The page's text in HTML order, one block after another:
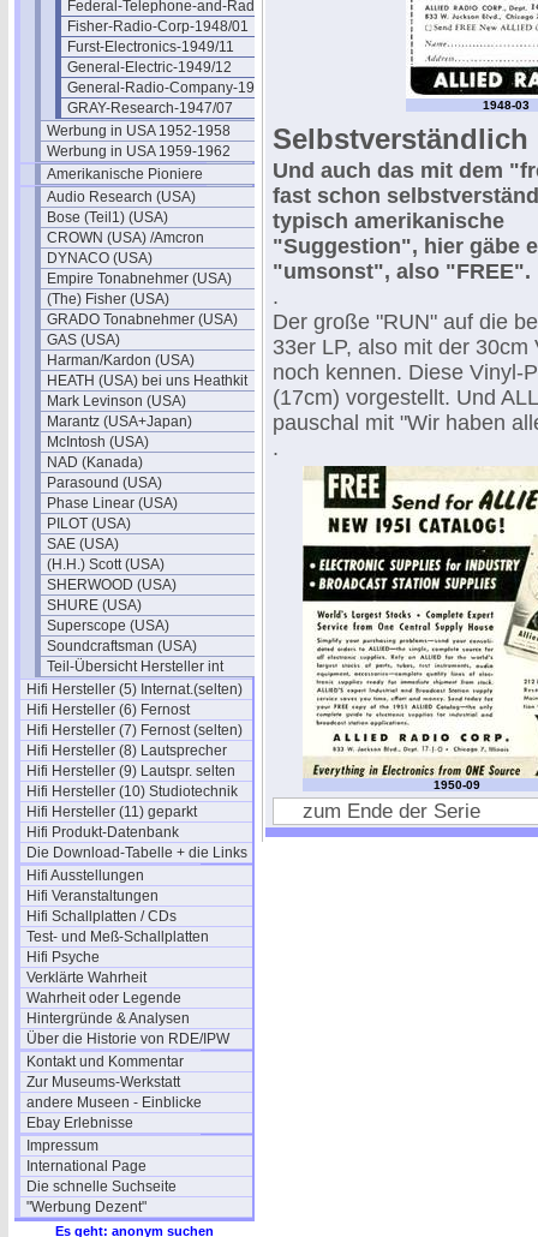
Federal-Telephone-and-Radio-1947/05
Fisher-Radio-Corp-1948/01
Furst-Electronics-1949/11
General-Electric-1949/12
General-Radio-Company-1948/02
GRAY-Research-1947/07
Werbung in USA 1952-1958
Werbung in USA 1959-1962
Amerikanische Pioniere
Audio Research (USA)
Bose (Teil1) (USA)
CROWN (USA) /Amcron
DYNACO (USA)
Empire Tonabnehmer (USA)
(The) Fisher (USA)
GRADO Tonabnehmer (USA)
GAS (USA)
Harman/Kardon (USA)
HEATH (USA) bei uns Heathkit
Mark Levinson (USA)
Marantz (USA+Japan)
McIntosh (USA)
NAD (Kanada)
Parasound (USA)
Phase Linear (USA)
PILOT (USA)
SAE (USA)
(H.H.) Scott (USA)
SHERWOOD (USA)
SHURE (USA)
Superscope (USA)
Soundcraftsman (USA)
Teil-Übersicht Hersteller int
Hifi Hersteller (5) Internat.(selten)
Hifi Hersteller (6) Fernost
Hifi Hersteller (7) Fernost (selten)
Hifi Hersteller (8) Lautsprecher
Hifi Hersteller (9) Lautspr. selten
Hifi Hersteller (10) Studiotechnik
Hifi Hersteller (11) geparkt
Hifi Produkt-Datenbank
Die Download-Tabelle + die Links
Hifi Ausstellungen
Hifi Veranstaltungen
Hifi Schallplatten / CDs
Test- und Meß-Schallplatten
Hifi Psyche
Verklärte Wahrheit
Wahrheit oder Legende
Hintergründe & Analysen
Über die Historie von RDE/IPW
Kontakt und Kommentar
Zur Museums-Werkstatt
andere Museen - Einblicke
Ebay Erlebnisse
Impressum
International Page
Die schnelle Suchseite
"Werbung Dezent"
Es geht: anonym suchen
1948-03
Selbstverständlich
Und auch das mit dem
fast schon
typisch amerikanische
"Suggestion", hier gäbe
"umsonst", also "FREE".
.
Der große "RUN" auf die
33er LP, also mit der
noch kennen. Diese Vinyl-
(17cm) vorgestellt. Und
pauschal mit "Wir haben
.
1950-09
zum Ende der Serie